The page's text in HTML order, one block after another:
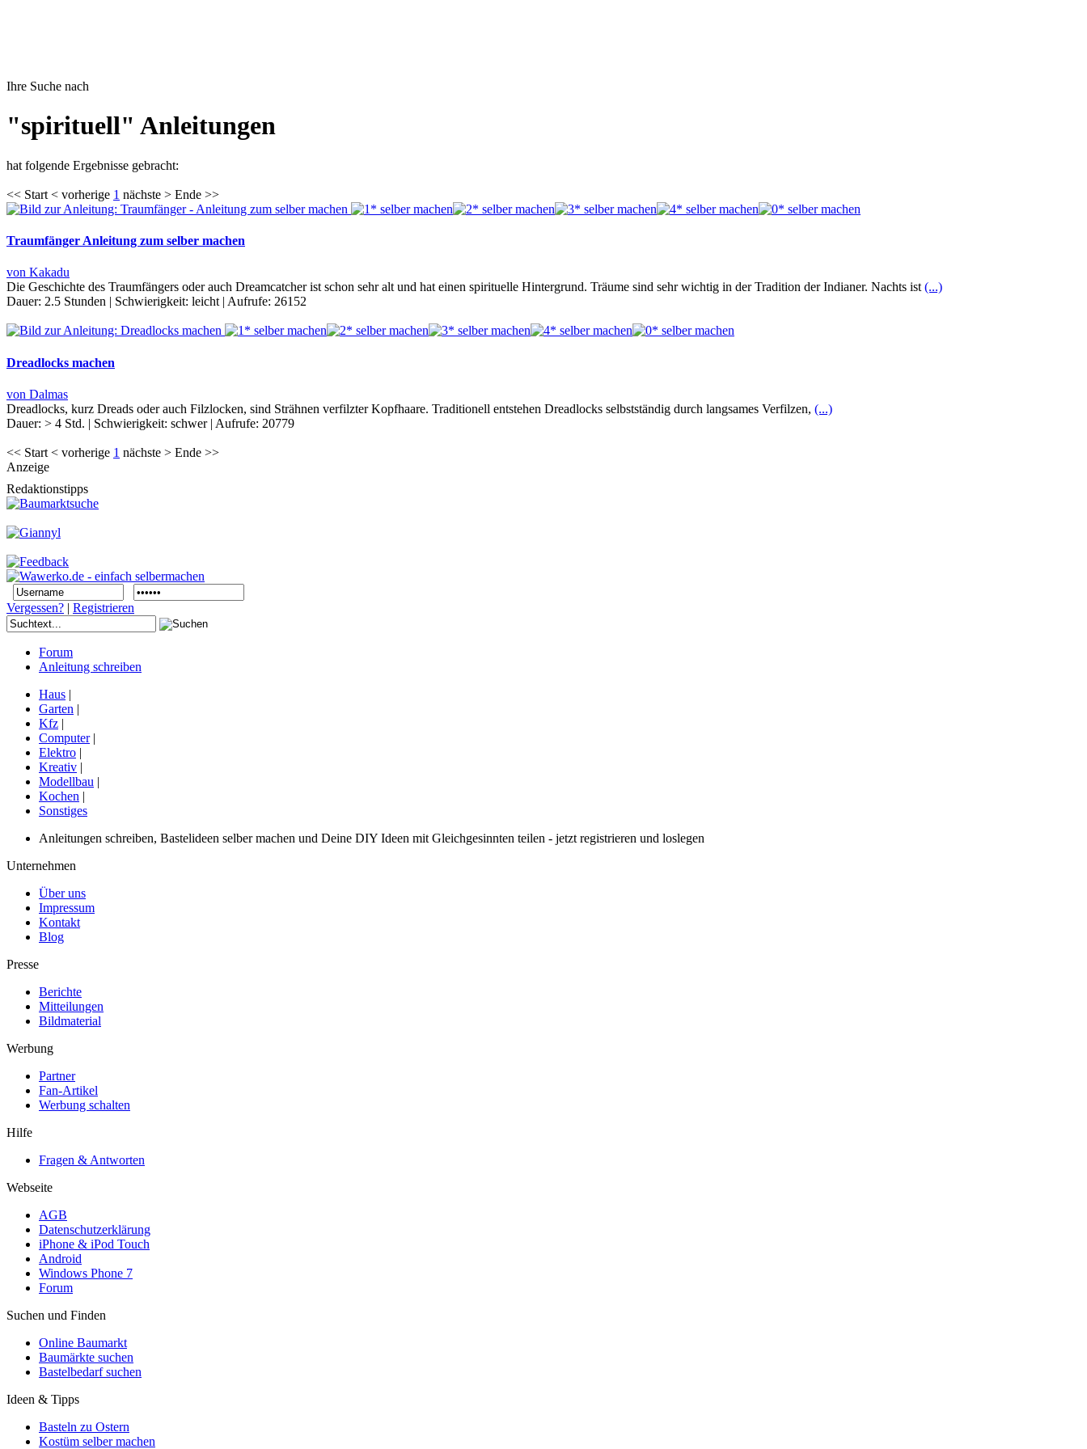
Ihre Suche nach
"spirituell" Anleitungen
hat folgende Ergebnisse gebracht:
<< Start < vorherige 1 nächste > Ende >>
Traumfänger Anleitung zum selber machen
von Kakadu
Die Geschichte des Traumfängers oder auch Dreamcatcher ist schon sehr alt und hat einen spirituelle Hintergrund. Träume sind sehr wichtig in der Tradition der Indianer. Nachts ist(...)
Dauer: 2.5 Stunden | Schwierigkeit: leicht | Aufrufe: 26152
Dreadlocks machen
von Dalmas
Dreadlocks, kurz Dreads oder auch Filzlocken, sind Strähnen verfilzter Kopfhaare. Traditionell entstehen Dreadlocks selbstständig durch langsames Verfilzen, (...)
Dauer: > 4 Std. | Schwierigkeit: schwer | Aufrufe: 20779
<< Start < vorherige 1 nächste > Ende >>
Anzeige
Redaktionstipps
Vergessen? | Registrieren
Forum
Anleitung schreiben
Haus |
Garten |
Kfz |
Computer|
Elektro |
Kreativ |
Modellbau |
Kochen |
Sonstiges
Anleitungen schreiben, Bastelideen selber machen und Deine DIY Ideen mit Gleichgesinnten teilen - jetzt registrieren und loslegen
Unternehmen
Über uns
Impressum
Kontakt
Blog
Presse
Berichte
Mitteilungen
Bildmaterial
Werbung
Partner
Fan-Artikel
Werbung schalten
Hilfe
Fragen & Antworten
Webseite
AGB
Datenschutzerklärung
iPhone & iPod Touch
Android
Windows Phone 7
Forum
Suchen und Finden
Online Baumarkt
Baumärkte suchen
Bastelbedarf suchen
Ideen & Tipps
Basteln zu Ostern
Kostüm selber machen